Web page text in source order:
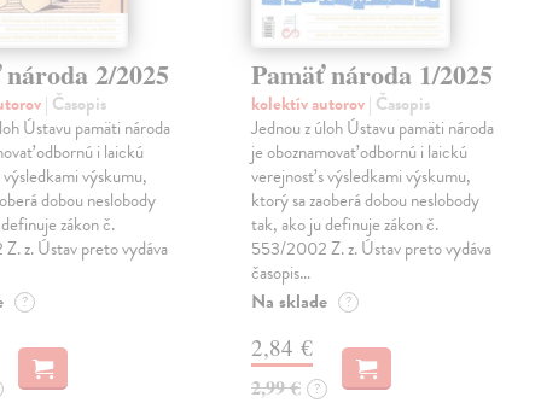
2/2025
| Časopis
Ústavu pamäti národa
odbornú i laickú
výskumu,
dobou neslobody
zákon č.
z. Ústav preto vydáva
?
Pamäť národa 1/2025
kolektív autorov| Časopis
Jednou z úloh Ústavu pamäti národa
je oboznamovať odbornú i laickú
verejnosť s výsledkami výskumu,
ktorý sa zaoberá dobou neslobody
tak, ako ju definuje zákon č.
553/2002 Z. z. Ústav preto vydáva
časopis…
Na sklade ?
2,84 €
2,99 € ?